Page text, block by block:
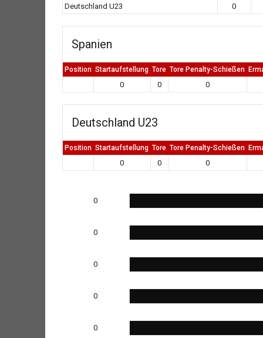
Deutschland U23
0
Spanien
Position Startaufstellung Tore Tore Penalty-Schießen
0 0 0
Deutschland U23
Position Startaufstellung Tore Tore Penalty-Schießen
0 0 0
0
0
0
0
0